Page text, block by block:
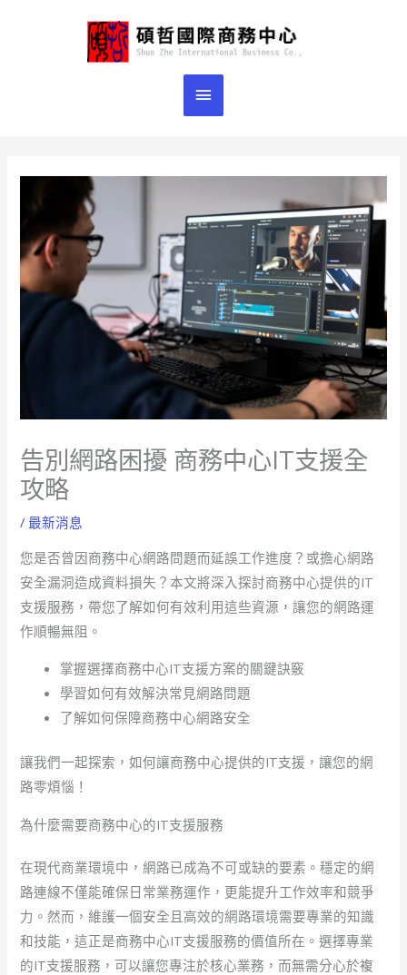
主
要
選
告別網路困擾 商務中心IT支援全
攻略
/最新消息
您是否曾因商務中心網路問題而延誤工作進度？或擔心網路
安全漏洞造成資料損失？本文將深入探討商務中心提供的IT
支援服務，帶您了解如何有效利用這些資源，讓您的網路運
作順暢無阻。
掌握選擇商務中心IT支援方案的關鍵訣竅
學習如何有效解決常見網路問題
了解如何保障商務中心網路安全
讓我們一起探索，如何讓商務中心提供的IT支援，讓您的網
路零煩惱！
為什麼需要商務中心的IT支援服務
在現代商業環境中，網路已成為不可或缺的要素。穩定的網
路連線不僅能確保日常業務運作，更能提升工作效率和競爭
力。然而，維護一個安全且高效的網路環境需要專業的知識
和技能，這正是商務中心IT支援服務的價值所在。選擇專業
的IT支援服務，可以讓您專注於核心業務，而無需分心於複